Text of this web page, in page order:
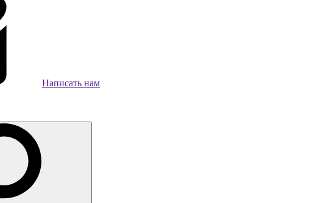
Написать нам